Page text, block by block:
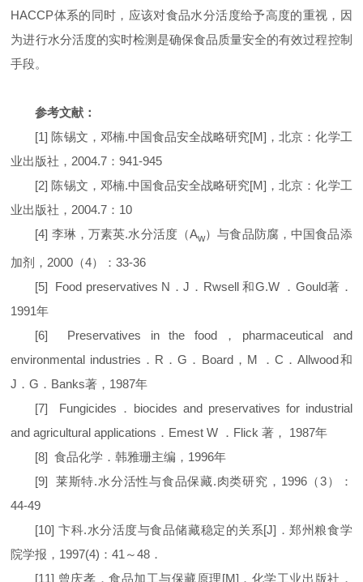
HACCP体系的同时，应该对食品水分活度给予高度的重视，因
为进行水分活度的实时检测是确保食品质量安全的有效过程控制
手段。
参考文献：
[1] 陈锡文，邓楠.中国食品安全战略研究[M] ，北京：化学工
业出版社， 2004.7 ：941-945
[2] 陈锡文，邓楠.中国食品安全战略研究[M] ，北京：化学工
业出版社， 2004.7 ： 10
[4] 李琳，万素英.水分活度（Aw）与食品防腐，中国食品添
加剂， 2000 （4）：33-36
[5] Food preservatives N ．J ． Rwsell和G.W ． Gould著．
1991年
[6] Preservatives in the food ， pharmaceutical and
environmental industries ． R ．G ． Board， M ．C ．Allwood和
J ．G ． Banks著， 1987年
[7] Fungicides ． biocides and preservatives for industrial
and agricultural applications ． Emest W ． Flick著， 1987年
[8] 食品化学．韩雅珊主编， 1996年
[9] 莱斯特.水分活性与食品保藏.肉类研究， 1996（3）：
44-49
[10] 卞科.水分活度与食品储藏稳定的关系[J] ．郑州粮食学
院学报， 1997(4) ：41 ～48 ．
[11] 曾庆孝．食品加工与保藏原理[M] ．化学工业出版社，